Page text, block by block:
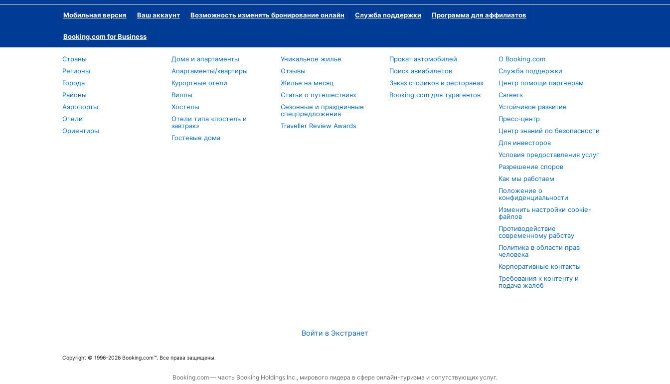
Мобильная версия Ваш аккаунт Возможность изменять бронирование онлайн Служба поддержки Программа для аффилиатов
Booking.com for Business
Страны
Регионы
Города
Районы
Аэропорты
Отели
Ориентиры
Дома и апартаменты
Апартаменты/квартиры
Курортные отели
Виллы
Хостелы
Отели типа «постель и
завтрак»
Гостевые дома
Уникальное жилье
Отзывы
Жилье на месяц
Статьи о путешествиях
Сезонные и праздничные
спецпредложения
Traveller Review Awards
Прокат автомобилей
Поиск авиабилетов
Заказ столиков в ресторанах
Booking.com для турагентов
О Booking.com
Служба поддержки
Центр помощи партнерам
Careers
Устойчивое развитие
Пресс-центр
Центр знаний по безопасности
Для инвесторов
Условия предоставления услуг
Разрешение споров
Как мы работаем
Положение о
конфиденциальности
Изменить настройки cookie-
файлов
Противодействие
современному рабству
Политика в области прав
человека
Корпоративные контакты
Требования к контенту и
подача жалоб
Войти в Экстранет
Copyright © 1996–2026 Booking.com™. Все права защищены.
Booking.com — часть Booking Holdings Inc., мирового лидера в сфере онлайн-туризма и сопутствующих услуг.